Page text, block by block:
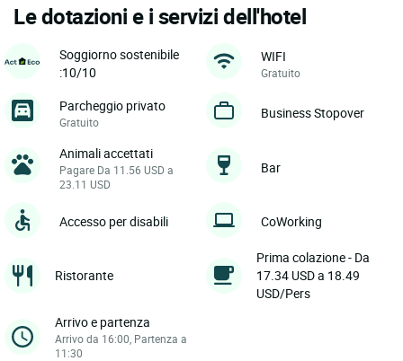
Le dotazioni e i servizi dell'hotel
Soggiorno sostenibile
:10/10
WIFI
Gratuito
Parcheggio privato
Gratuito
Business Stopover
Animali accettati
Pagare Da 11.56 USD a
23.11 USD
Bar
Accesso per disabili CoWorking
Ristorante
Prima colazione - Da
17.34 USD a 18.49
USD/Pers
Arrivo e partenza
Arrivo da 16:00, Partenza a
11:30